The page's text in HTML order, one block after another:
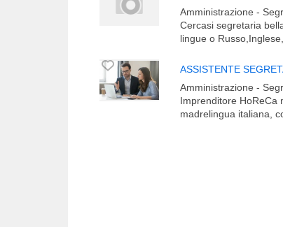
Amministrazione -
Cercasi segretaria
lingue o
ASSISTENTE
Amministrazione -
Imprenditore HoReCa
madrelingua italiana,